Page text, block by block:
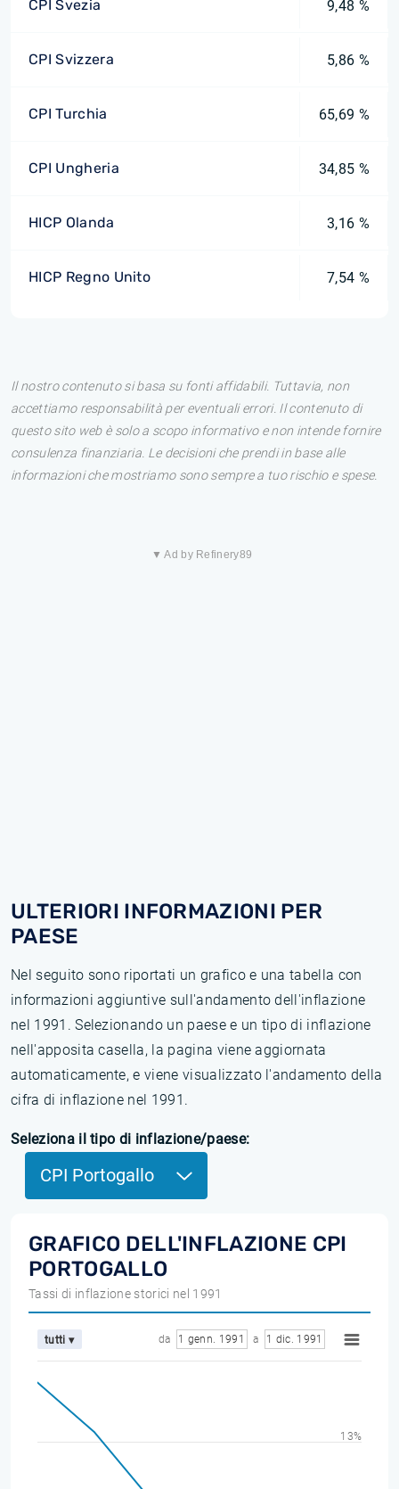
CPI Svezia 9,48 %
CPI Svizzera 5,86 %
CPI Turchia 65,69 %
CPI Ungheria 34,85 %
HICP Olanda 3,16 %
HICP Regno Unito 7,54 %
Il nostro contenuto si basa su fonti affidabili. Tuttavia, non
accettiamo responsabilità per eventuali errori. Il contenuto di
questo sito web è solo a scopo informativo e non intende fornire
consulenza finanziaria. Le decisioni che prendi in base alle
informazioni che mostriamo sono sempre a tuo rischio e spese.
▼ Ad by Refinery89
ULTERIORI INFORMAZIONI PER
PAESE
Nel seguito sono riportati un grafico e una tabella con
informazioni aggiuntive sull'andamento dell'inflazione
nel 1991. Selezionando un paese e un tipo di inflazione
nell'apposita casella, la pagina viene aggiornata
automaticamente, e viene visualizzato l'andamento della
cifra di inflazione nel 1991.
Seleziona il tipo di inflazione/paese:
CPI Portogallo
GRAFICO DELL'INFLAZIONE CPI
PORTOGALLO
Tassi di inflazione storici nel 1991
tutti ▾ da 1 genn. 1991 a 1 dic. 1991
13%